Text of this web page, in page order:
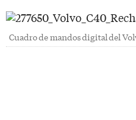
Cuadro de mandos digital del